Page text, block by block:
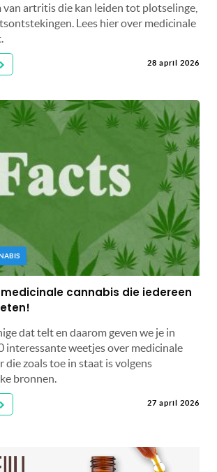
van artritis die kan leiden tot plotselinge,
Lees hier over medicinale
28 april 2026
cannabis die iedereen
dat telt en daarom geven we je in
interessante weetjes over medicinale
die zoals toe in staat is volgens
bronnen.
27 april 2026